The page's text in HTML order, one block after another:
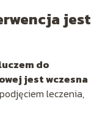
jest
do
jest wczesna
leczenia,